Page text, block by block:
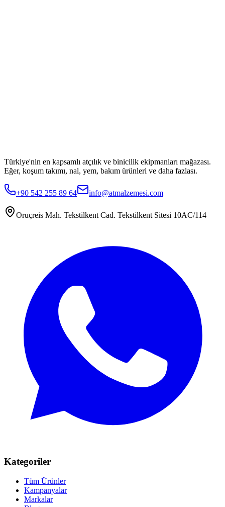
Türkiye'nin en kapsamlı atçılık ve binicilik ekipmanları mağazası.
Eğer, koşum takımı, nal, yem, bakım ürünleri ve daha fazlası.
+90 542 255 89 64 info@atmalzemesi.com
Oruçreis Mah. Tekstilkent Cad. Tekstilkent Sitesi 10AC/114
Kategoriler
Tüm Ürünler
Kampanyalar
Markalar